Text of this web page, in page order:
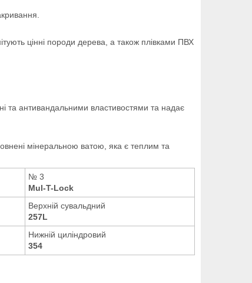
цінні породи дерева, а також плівками ПВХ
та антивандальними властивостями та надає
мінеральною ватою, яка є теплим та
№ 3
Mul-T-Lock
Верхній сувальдний
257L
Нижній циліндровий
354